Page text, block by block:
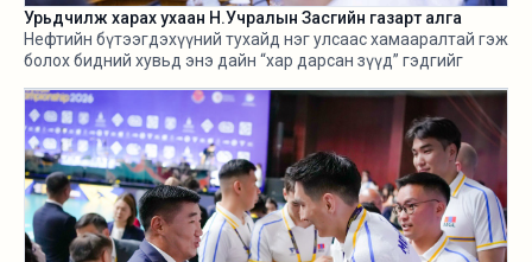
Урьдчилж харах ухаан Н.Учралын Засгийн газарт алга
Нефтийн бүтээгдэхүүний тухайд нэг улсаас хамааралтай гэж
болох бидний хувьд энэ дайн “хар дарсан зүүд” гэдгийг
бүхнийг бодитой тооцож, болзошгүй эрсдэл, хүндрэлийг
урьдчилж харж, хариу арга хэмжээ авах ухаан Н.Учралын
Засгийн газарт ч алга.